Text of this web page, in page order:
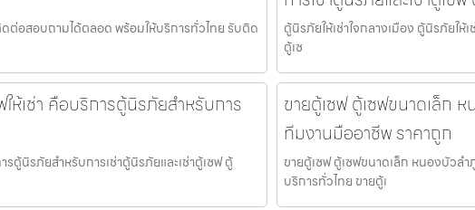
อสอบถามได้ตลอด พร้อมให้บริการทั่วไทย รับติด
ตู้นิรภัยให้เช่าใจกลางเมือง ตู้นิรภัยให้
ตู้เซ
ให้เช่า คือบริการตู้นิรภัยสำหรับการ
รตู้นิรภัยสำหรับการเช่าตู้นิรภัยและเช่าตู้เซฟ ตู้
ขายตู้เซฟ ตู้เซฟขนาดเล็ก
ทีมงานมืออาชีพ ราคาถูก
ขายตู้เซฟ ตู้เซฟขนาดเล็ก หนองบัวล
บริการทั่วไทย ขายตู้เ